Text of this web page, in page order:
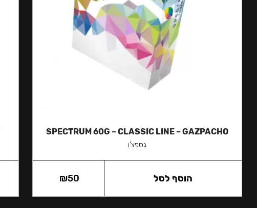
SPECTRUM 60G – CLASSIC LINE – GAZPACHO
גספצ'ו
₪50 הוסף לסל